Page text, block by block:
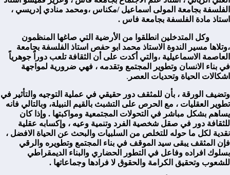
الفلسفة بجامعة المولى اسماعيل /مكناس ،ومحمد منادي إدريسي ،
استاذ مادة الفلسفة بجامعة فاس .
وكل المتدخلين انطلقوا من الأرضية التي صاغها المنظمون
،وتلاها مسير الندوة الاستاذ محمد ابو حفص استاذ الفلسفة بجامعة
العاصمة الاسماعيلية ،والتي أكدت على أن الثقافة تلعب دوراً جوهرياً
في بناء الانسان وتطوير المجتمع وتقدمه ، فهي ضرورية لمواجهة
اشكالات الحياة وتحديات العصر .
وتضيف الورقة ، بأن للمثقف دور حقيقي في عملية التوجيه والتأثير في
تطوير العقليات ، مع الحرص على التشبث بالقيم النبيلة، وبالتالي فانه
يساهم بشكل مباشر في التحولات المجتمعية ومواكبتها . وإذا كان
للثقافة دور في صقل شخصية الفرد وتنمية وعيه ، وإكسابه عقلية
نقدية لكل ما حوله للتخلص من السلبيات والبحث عن الحياة الافضل ،
فإن المثقف يبقى سيد الموقف في بناء المجتمع وتطويره والرقي
بسلوك افراده وفاعل في التطور الحضاري والبناء الديمقراطي
للشعوب وتحقيق الكرامة والحقوق لا فرادها وجماعاتها .